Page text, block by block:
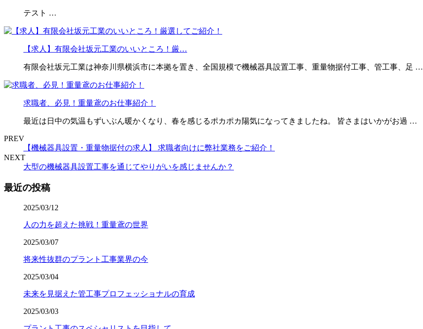
テスト …
【求人】有限会社坂元工業のいいところ！厳…
有限会社坂元工業は神奈川県横浜市に本拠を置き、全国規模で機械器具設置工事、重量物据付工事、管工事、足 …
求職者、必見！重量鳶のお仕事紹介！
最近は日中の気温もずいぶん暖かくなり、春を感じるポカポカ陽気になってきましたね。 皆さまはいかがお過 …
PREV
【機械器具設置・重量物据付の求人】 求職者向けに弊社業務をご紹介！
NEXT
大型の機械器具設置工事を通じてやりがいを感じませんか？
最近の投稿
2025/03/12
人の力を超えた挑戦！重量鳶の世界
2025/03/07
将来性抜群のプラント工事業界の今
2025/03/04
未来を見据えた管工事プロフェッショナルの育成
2025/03/03